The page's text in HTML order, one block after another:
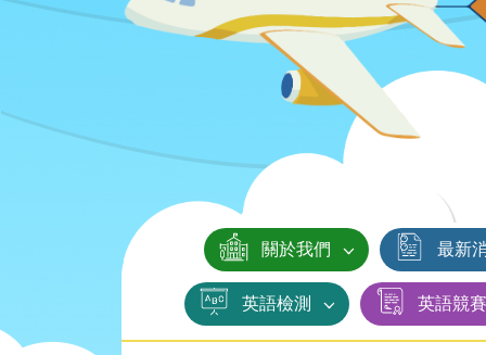
關於我們 最新
英語檢測 英語競賽